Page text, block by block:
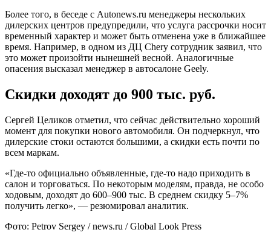
Более того, в беседе с Autonews.ru менеджеры нескольких
дилерских центров предупредили, что услуга рассрочки носит
временный характер и может быть отменена уже в ближайшее
время. Например, в одном из ДЦ Chery сотрудник заявил, что
это может произойти нынешней весной. Аналогичные
опасения высказал менеджер в автосалоне Geely.
Скидки доходят до 900 тыс. руб.
Сергей Целиков отметил, что сейчас действительно хороший
момент для покупки нового автомобиля. Он подчеркнул, что
дилерские стоки остаются большими, а скидки есть почти по
всем маркам.
«Где-то официально объявленные, где-то надо приходить в
салон и торговаться. По некоторым моделям, правда, не особо
ходовым, доходят до 600–900 тыс. В среднем скидку 5–7%
получить легко», — резюмировал аналитик.
Фото: Petrov Sergey / news.ru / Global Look Press